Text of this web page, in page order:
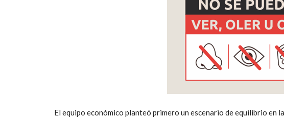
El equipo económico planteó primero un escenario de equilibrio en